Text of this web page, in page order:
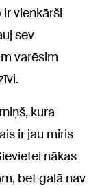
vienkārši
sev
varēsim
kura
ir jau miris
nākas
bet galā nav